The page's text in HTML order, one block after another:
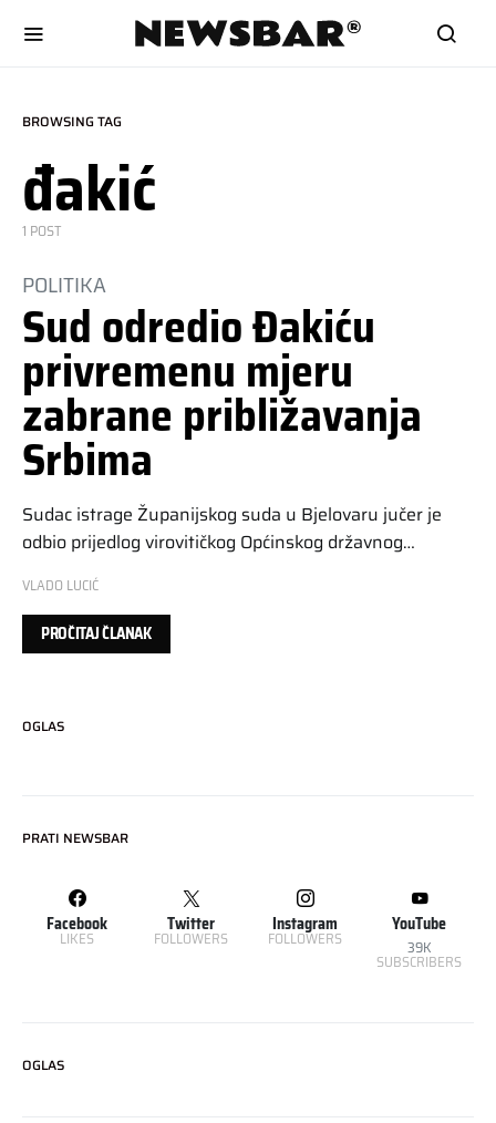
BROWSING TAG
đakić
1 POST
POLITIKA
Sud odredio Đakiću
privremenu mjeru
zabrane približavanja
Srbima
Sudac istrage Županijskog suda u Bjelovaru jučer je
odbio prijedlog virovitičkog Općinskog državnog…
VLADO LUCIĆ
PROČITAJ ČLANAK
OGLAS
PRATI NEWSBAR
Facebook
LIKES
Twitter
FOLLOWERS
Instagram
FOLLOWERS
YouTube
39K
SUBSCRIBERS
OGLAS